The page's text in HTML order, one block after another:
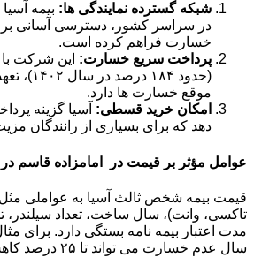
شبکه گسترده نمایندگی ها:
در سراسر کشور، دسترسی آسانی
خسارت فراهم کرده است.
پرداخت سریع خسارت: این شرکت
(حدود ۱۸۴
موقع خسارت ها دارد.
امکان خرید قسطی: آسیا گزینه
دهد که برای بسیاری از رانندگان
عوامل مؤثر بر قیمت در امامزاده قاسم
قیمت بیمه شخص ثالث آسیا به عواملی
تاکسی، وانت)، سال ساخت، تعداد
سال عدم خسارت می تواند تا ۲۵ درصد کاهش قیمت داشته باشد.